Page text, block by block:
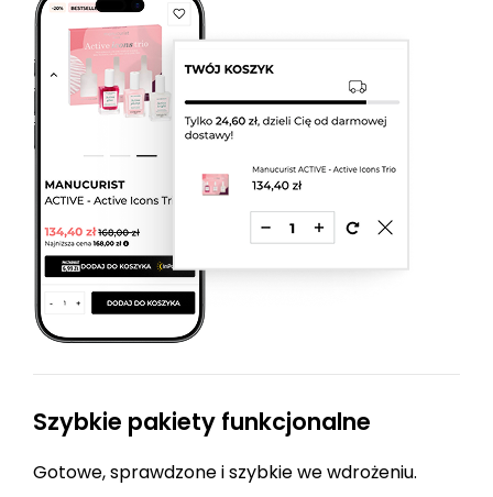
Szybkie pakiety funkcjonalne
Gotowe, sprawdzone i szybkie we wdrożeniu.